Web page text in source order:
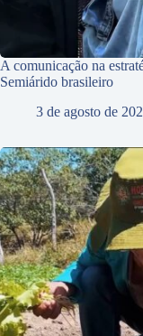
A comunicação na
Semiárido brasileiro
3 de agosto de